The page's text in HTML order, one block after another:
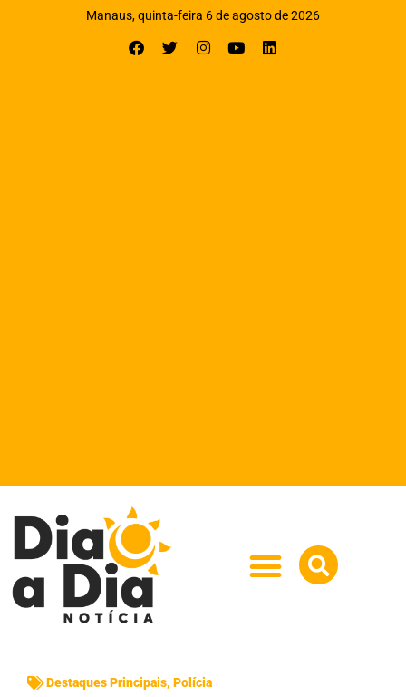
Manaus, quinta-feira 6 de agosto de 2026
Destaques Principais, Polícia